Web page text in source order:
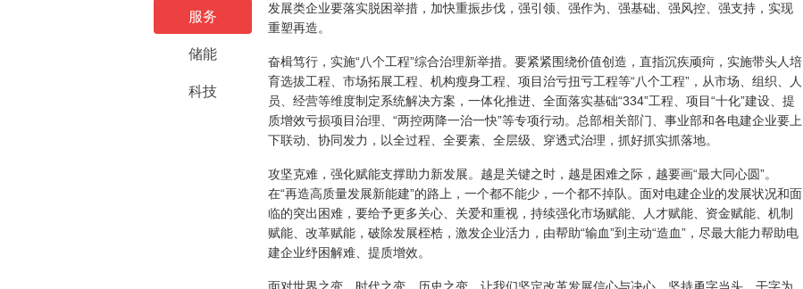
服务
储能
科技
发展类企业要落实脱困举措，加快重振步伐，强引领、强作为、强基础、强风控、强支持，实现
重塑再造。
奋楫笃行，实施“八个工程”综合治理新举措。要紧紧围绕价值创造，直指沉疾顽疴，实施带头人培
育选拔工程、市场拓展工程、机构瘦身工程、项目治亏扭亏工程等“八个工程”，从市场、组织、人
员、经营等维度制定系统解决方案，一体化推进、全面落实基础“334”工程、项目“十化”建设、提
质增效亏损项目治理、“两控两降一治一快”等专项行动。总部相关部门、事业部和各电建企业要上
下联动、协同发力，以全过程、全要素、全层级、穿透式治理，抓好抓实抓落地。
攻坚克难，强化赋能支撑助力新发展。越是关键之时，越是困难之际，越要画“最大同心圆”。
在“再造高质量发展新能建”的路上，一个都不能少，一个都不掉队。面对电建企业的发展状况和面
临的突出困难，要给予更多关心、关爱和重视，持续强化市场赋能、人才赋能、资金赋能、机制
赋能、改革赋能，破除发展桎梏，激发企业活力，由帮助“输血”到主动“造血”，尽最大能力帮助电
建企业纾困解难、提质增效。